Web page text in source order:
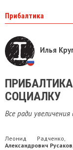
Прибалтика
Илья
СОЦИАЛКУ
Все ради
Леонид Радченко,
Александрович Русаков,